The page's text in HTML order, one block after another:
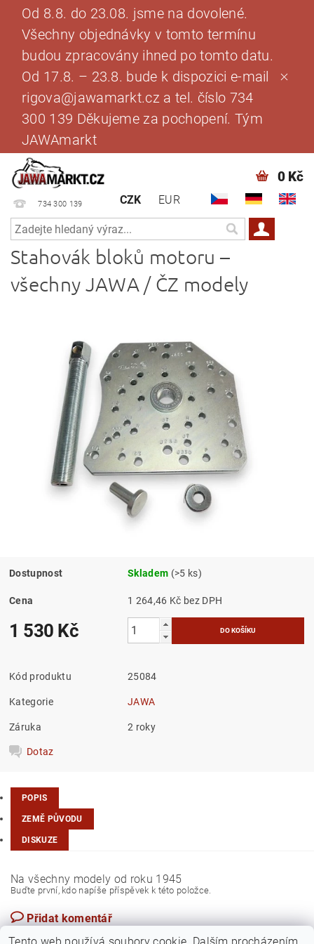
Od 8.8. do 23.08. jsme na dovolené.
Všechny objednávky v tomto termínu
budou zpracovány ihned po tomto datu.
Od 17.8. – 23.8. bude k dispozici e-mail
rigova@jawamarkt.cz a tel. číslo 734
300 139 Děkujeme za pochopení. Tým
JAWAmarkt
734 300 139 CZK EUR
0 Kč
Stahovák bloků motoru –
všechny JAWA / ČZ modely
Dostupnost Skladem (>5 ks)
Cena 1 264,46 Kč bez DPH
1 530 Kč
Kód produktu 25084
Kategorie JAWA
Záruka 2 roky
Dotaz
POPIS
ZEMĚ PŮVODU
DISKUZE
Na všechny modely od roku 1945
Buďte první, kdo napíše příspěvek k této položce.
Přidat komentář